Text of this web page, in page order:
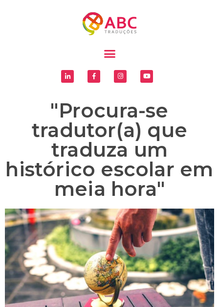
"Procura-se
tradutor(a) que
traduza um
histórico escolar em
meia hora"